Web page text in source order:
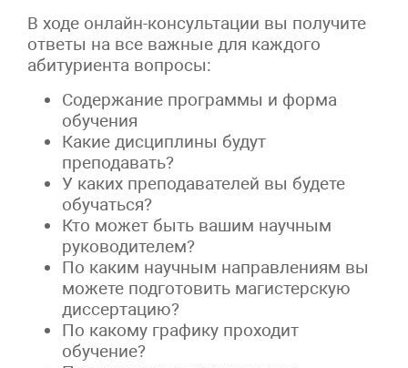
В ходе онлайн-консультации вы получите
ответы на все важные для каждого
абитуриента вопросы:
Содержание программы и форма
обучения
Какие дисциплины будут
преподавать?
У каких преподавателей вы будете
обучаться?
Кто может быть вашим научным
руководителем?
По каким научным направлениям вы
можете подготовить магистерскую
диссертацию?
По какому графику проходит
обучение?